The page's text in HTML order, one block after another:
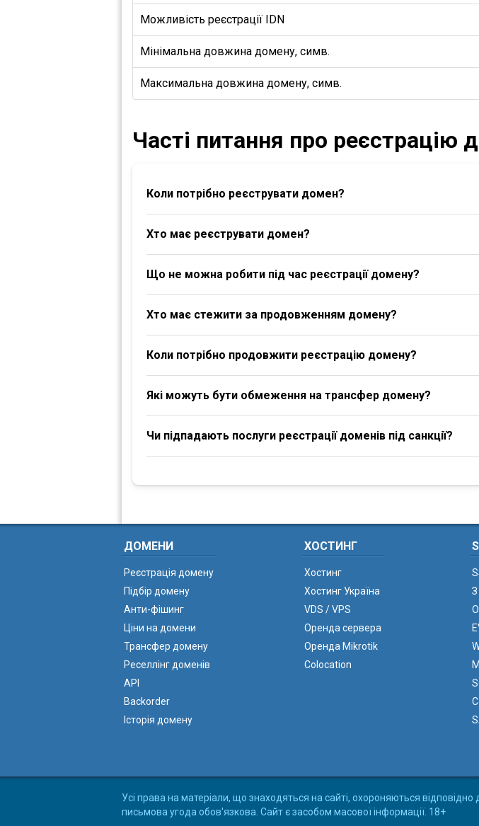
Можливість реєстрації IDN
Мінімальна довжина домену, симв.
Максимальна довжина домену, симв.
Часті питання про реєстрацію
Коли потрібно реєструвати домен?
Хто має реєструвати домен?
Що не можна робити під час реєстрації домену?
Хто має стежити за продовженням домену?
Коли потрібно продовжити реєстрацію домену?
Які можуть бути обмеження на трансфер домену?
Чи підпадають послуги реєстрації доменів під санкції?
ДОМЕНИ
Реєстрація домену
Підбір домену
Анти-фішинг
Ціни на домени
Трансфер домену
Реселлінг доменів
API
Backorder
Історія домену
ХОСТИНГ
Хостинг
Хостинг Україна
VDS / VPS
Оренда сервера
Оренда Mikrotik
Colocation
Усі права на матеріали, що знаходяться на сайті, охороняються
письмова угода обов'язкова. Сайт є засобом масової інформації. 18+